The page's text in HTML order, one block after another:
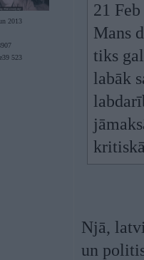
2013
e39 523
21
Mans
tiks
labāk
Njā,
un